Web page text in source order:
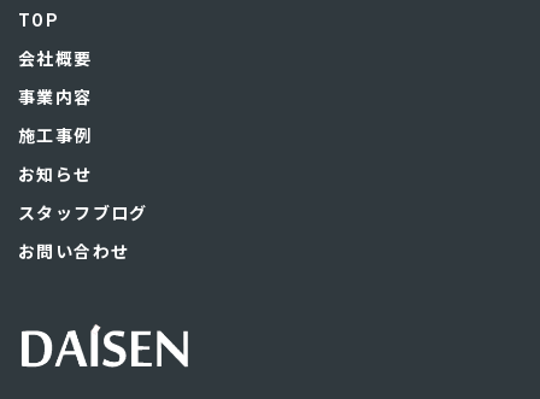
TOP
会社概要
事業内容
施工事例
お知らせ
スタッフブログ
お問い合わせ